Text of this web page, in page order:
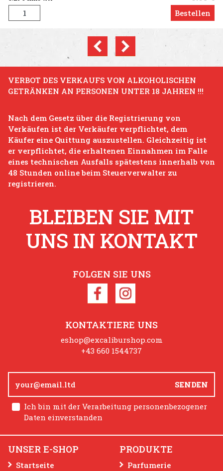
3.29 €
be
3.29 €
Kakao.
7.49 €
Previous
VERBOT DES VERKAUFS VON ALKOHOLISCHEN
GETRÄNKEN AN PERSONEN UNTER 18 JAHREN !!!
Nach dem Gesetz über die Registrierung von
Verkäufen ist der Verkäufer verpflichtet, dem
Käufer eine Quittung auszustellen. Gleichzeitig ist
er verpflichtet, die erhaltenen Einnahmen im Falle
eines technischen Ausfalls spätestens innerhalb von
48 Stunden online beim Steuerverwalter zu
registrieren.
BLEIBEN SIE MIT
UNS IN KONTAKT
FOLGEN SIE UNS
SENDEN
Ich bin mit der Verarbeitung personenbezogener
Daten einverstanden
KONTAKTIERE UNS
eshop@excaliburshop.com
+43 660 1544737
UNSER E-SHOP
Startseite
PRODUKTE
Parfumerie